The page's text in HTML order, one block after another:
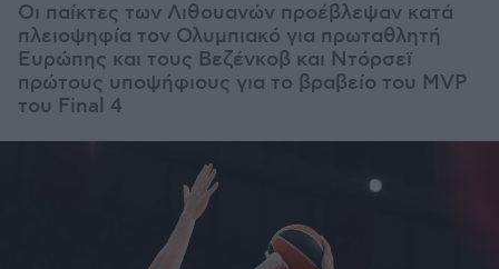
Οι παίκτες των Λιθουανών προέβλεψαν κατά
πλειοψηφία τον Ολυμπιακό για πρωταθλητή
Ευρώπης και τους Βεζένκοβ και Ντόρσεϊ
πρώτους υποψήφιους για το βραβείο του MVP
του Final 4